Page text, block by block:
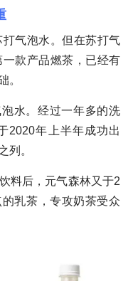
气泡水。但在苏打气
款产品燃茶，已经有
。
水。经过一年多的洗
2020年上半年成功出
列。
料后，元气森林又于2
乳茶，专攻奶茶受众